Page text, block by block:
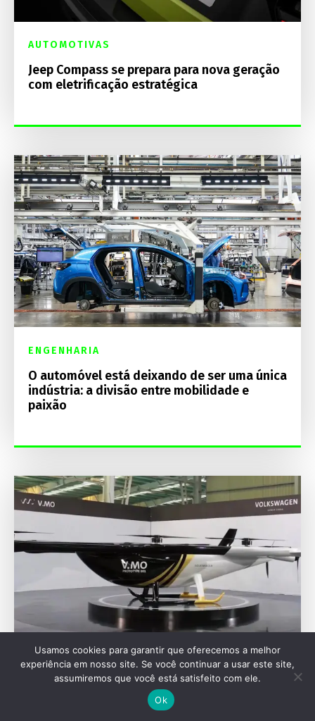
AUTOMOTIVAS
Jeep Compass se prepara para nova geração
com eletrificação estratégica
ENGENHARIA
O automóvel está deixando de ser uma única
indústria: a divisão entre mobilidade e
paixão
ENGENHARIA
Volkswagen derrapa no céu: como o
ambicioso plano de carros voadores na
Usamos cookies para garantir que oferecemos a melhor
experiência em nosso site. Se você continuar a usar este site,
assumiremos que você está satisfeito com ele.
Ok